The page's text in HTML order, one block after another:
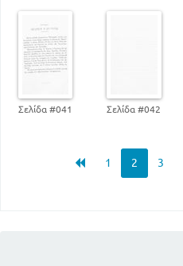
Σελίδα #041 Σελίδα #042
1 2 3